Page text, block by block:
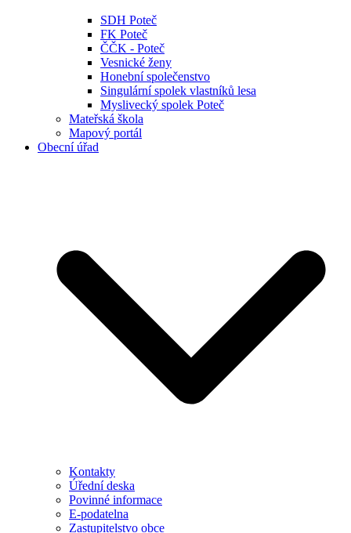
SDH Poteč
FK Poteč
ČČK - Poteč
Vesnické ženy
Honební společenstvo
Singulární spolek vlastníků lesa
Myslivecký spolek Poteč
Mateřská škola
Mapový portál
Obecní úřad
Kontakty
Úřední deska
Povinné informace
E-podatelna
Zastupitelstvo obce